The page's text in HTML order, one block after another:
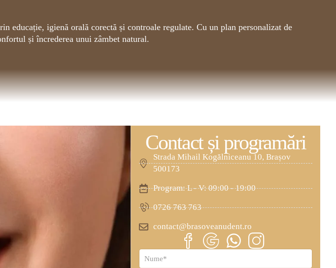
educație, igienă orală corectă și controale regulate. Cu un plan personalizat de
și încrederea unui zâmbet natural.
Contact și programări
Strada Mihail Kogălniceanu 10, Brașov
500173
Program: L - V: 09:00 - 19:00
0726 763 763
contact@brasoveanudent.ro